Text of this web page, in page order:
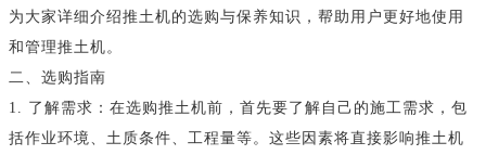
为大家详细介绍推土机的选购与保养知识，帮助用户更好地使用
和管理推土机。
二、选购指南
1. 了解需求：在选购推土机前，首先要了解自己的施工需求，包
括作业环境、土质条件、工程量等。这些因素将直接影响推土机